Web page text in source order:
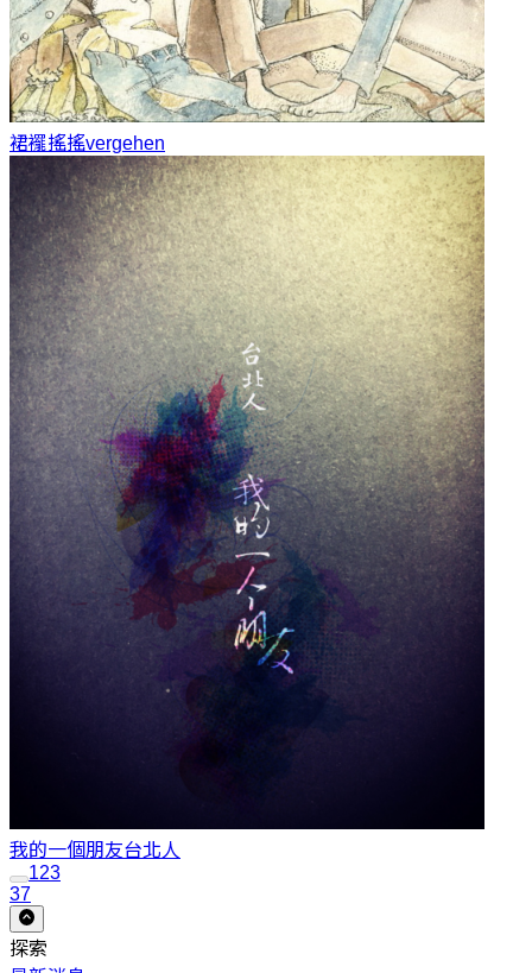
裙襬搖搖vergehen
我的一個朋友台北人
123
37
探索